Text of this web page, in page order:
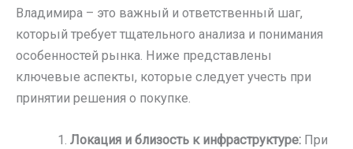
Владимира – это важный и ответственный шаг,
который требует тщательного анализа и понимания
особенностей рынка. Ниже представлены
ключевые аспекты, которые следует учесть при
принятии решения о покупке.
Локация и близость к инфраструктуре: При